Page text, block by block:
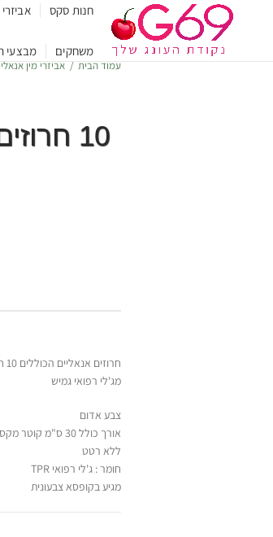
חנות סקס
משחקים מבצעי
עמוד הבית אביזרי מין
10 חרוזים אנאליים מג'לי רפואי
מג'לי רפואי גמיש
צבע אדום
אורך כולל 30 ס"מ קוטר מקסימלי 2.5 ס"מ
ללא רטט
חומר : ג'לי רפואי TPR
מגיע בקופסא צבעונית